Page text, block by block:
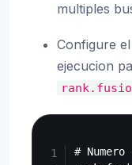
multiples
Configure
ejecucion
#